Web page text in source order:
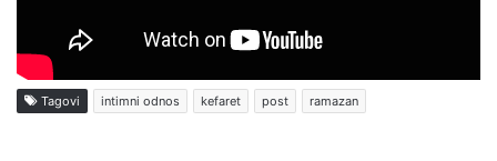
Tagovi intimni odnos kefaret post ramazan